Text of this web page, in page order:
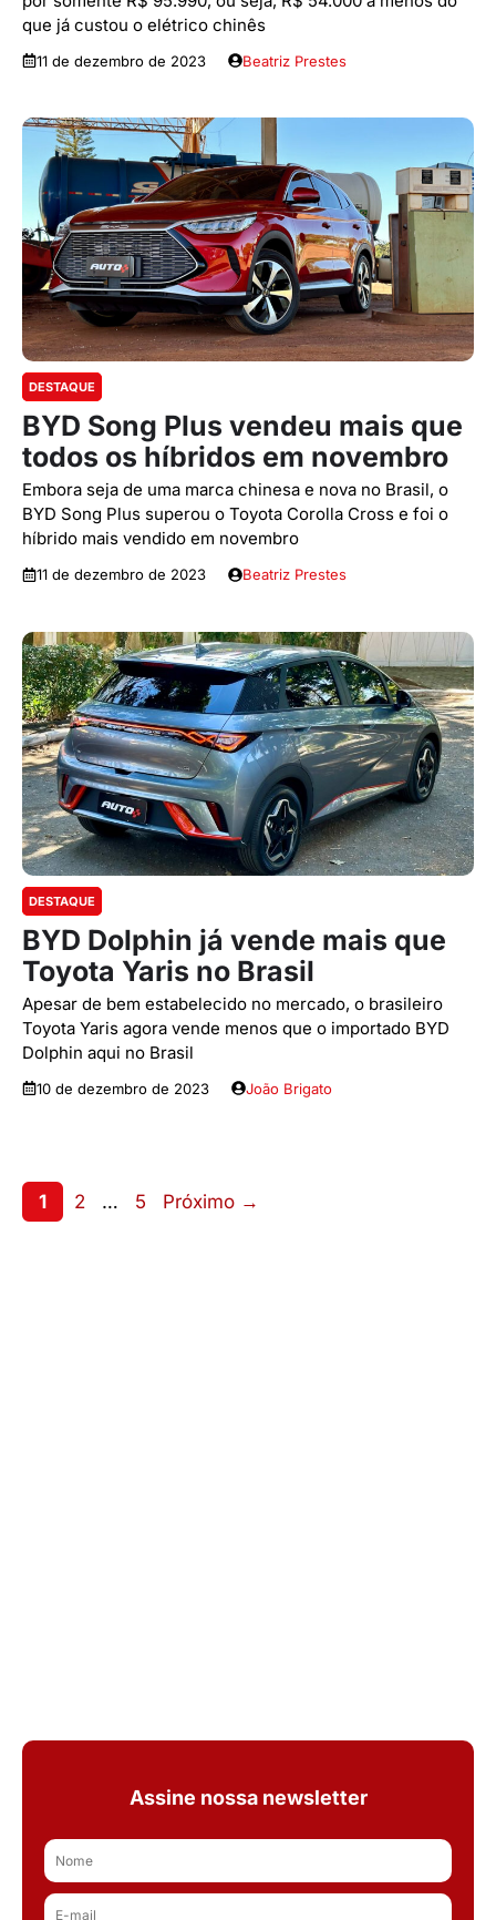
que já custou o elétrico chinês
11 de dezembro de 2023 Beatriz Prestes
DESTAQUE
BYD Song Plus vendeu mais que
todos os híbridos em novembro
Embora seja de uma marca chinesa e nova no Brasil, o
BYD Song Plus superou o Toyota Corolla Cross e foi o
híbrido mais vendido em novembro
11 de dezembro de 2023 Beatriz Prestes
DESTAQUE
BYD Dolphin já vende mais que
Toyota Yaris no Brasil
Apesar de bem estabelecido no mercado, o brasileiro
Toyota Yaris agora vende menos que o importado BYD
Dolphin aqui no Brasil
10 de dezembro de 2023 João Brigato
Page
1 Page
2 … Page
5 Próximo →
Assine nossa newsletter